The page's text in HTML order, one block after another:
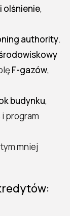
olśnienie,
authority.
F-gazów,
budynku,
program
mniej